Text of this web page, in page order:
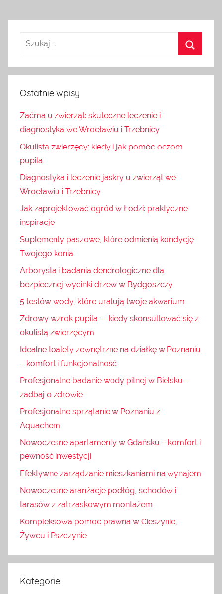
Ostatnie wpisy
Zaćma u zwierząt: skuteczne leczenie i
diagnostyka we Wrocławiu i Trzebnicy
Okulista zwierzęcy: kiedy i jak pomóc oczom
pupila
Diagnostyka i leczenie jaskry u zwierząt we
Wrocławiu i Trzebnicy
Jak zaprojektować ogród w Łodzi: praktyczne
inspiracje
Suplementy paszowe, które odmienią kondycję
Twojego konia
Arborysta i badania dendrologiczne dla
bezpiecznej wycinki drzew w Bydgoszczy
5 testów wody, które uratują twoje akwarium
Zdrowy wzrok pupila — kiedy skonsultować się z
okulistą zwierzęcym
Idealne toalety zewnętrzne na działkę w Poznaniu
– komfort i funkcjonalność
Profesjonalne badanie wody pitnej w Bielsku –
zadbaj o zdrowie
Profesjonalne sprzątanie w Poznaniu z
Aquachem
Nowoczesne apartamenty w Gdańsku – komfort i
pewność inwestycji
Efektywne zarządzanie mieszkaniami na wynajem
Nowoczesne aranżacje podłóg, schodów i
tarasów z zatrzaskowym montażem
Kompleksowa pomoc prawna w Cieszynie,
Żywcu i Pszczynie
Kategorie